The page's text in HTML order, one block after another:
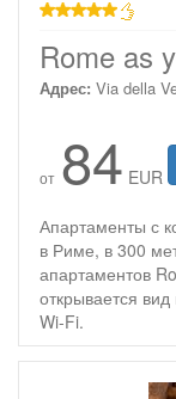
Rome as
Адрес: Via della
от 84 EUR
Апартаменты с
в Риме, в 300
апартаментов
открывается
Wi-Fi.